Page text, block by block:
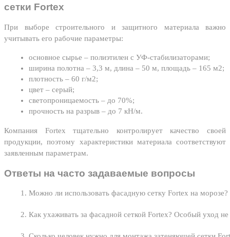
сетки Fortex
При выборе строительного и защитного материала важно
учитывать его рабочие параметры:
основное сырье – полиэтилен с УФ-стабилизаторами;
ширина полотна – 3,3 м, длина – 50 м, площадь – 165 м2;
плотность – 60 г/м2;
цвет – серый;
светопроницаемость – до 70%;
прочность на разрыв – до 7 кН/м.
Компания Fortex тщательно контролирует качество своей
продукции, поэтому характеристики материала соответствуют
заявленным параметрам.
Ответы на часто задаваемые вопросы
Можно ли использовать фасадную сетку Fortex на морозе?
Как ухаживать за фасадной сеткой Fortex? Особый уход